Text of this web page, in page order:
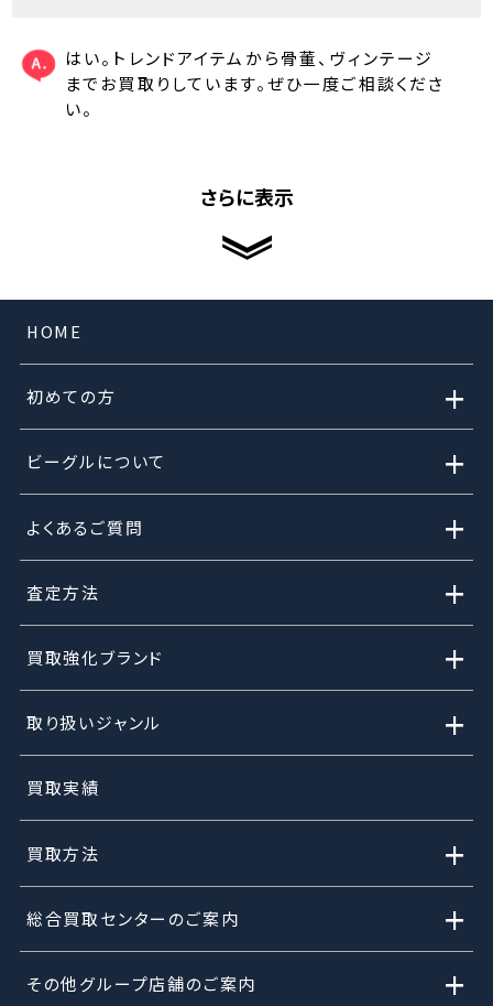
はい。トレンドアイテムから骨董、ヴィンテージ
までお買取りしています。ぜひ一度ご相談くださ
い。
さらに表示
HOME
初めての方 +
ビーグルについて +
よくあるご質問 +
査定方法 +
買取強化ブランド +
取り扱いジャンル +
買取実績
買取方法 +
総合買取センターのご案内 +
その他グループ店舗のご案内 +